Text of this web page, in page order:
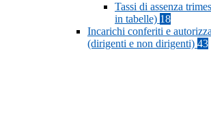
Tassi di assenza
in tabelle) 18
Incarichi conferiti e
(dirigenti e non dirigenti) 43